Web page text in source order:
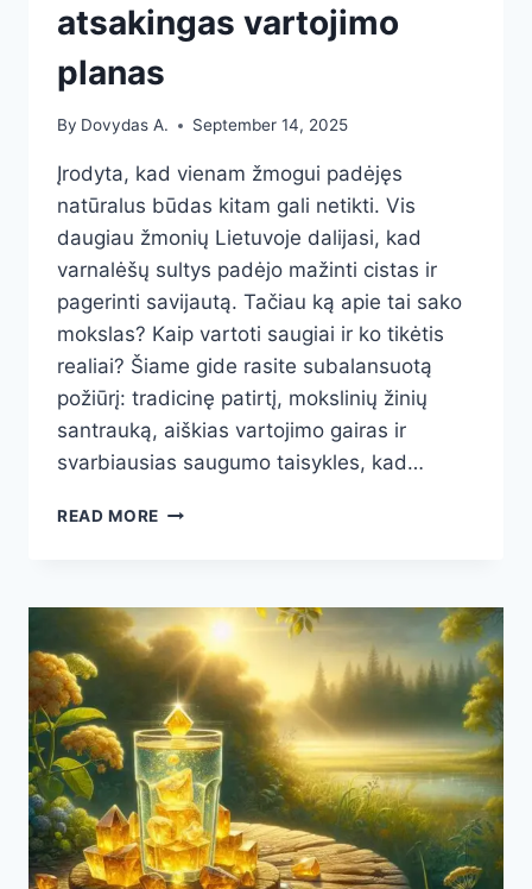
atsakingas vartojimo
planas
By Dovydas A. September 14, 2025
Įrodyta, kad vienam žmogui padėjęs
natūralus būdas kitam gali netikti. Vis
daugiau žmonių Lietuvoje dalijasi, kad
varnalėšų sultys padėjo mažinti cistas ir
pagerinti savijautą. Tačiau ką apie tai sako
mokslas? Kaip vartoti saugiai ir ko tikėtis
realiai? Šiame gide rasite subalansuotą
požiūrį: tradicinę patirtį, mokslinių žinių
santrauką, aiškias vartojimo gairas ir
svarbiausias saugumo taisykles, kad…
READ MORE AR
MAŽINTI
CISTAS?
NAUDA,
RIZIKOS
IR
ATSAKINGAS
VARTOJIMO
PLANAS